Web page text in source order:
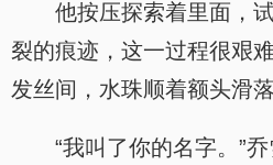
他按压探索着里面，
裂的痕迹，这一过程很艰
发丝间，水珠顺着额头滑落
“我叫了你的名字。”乔